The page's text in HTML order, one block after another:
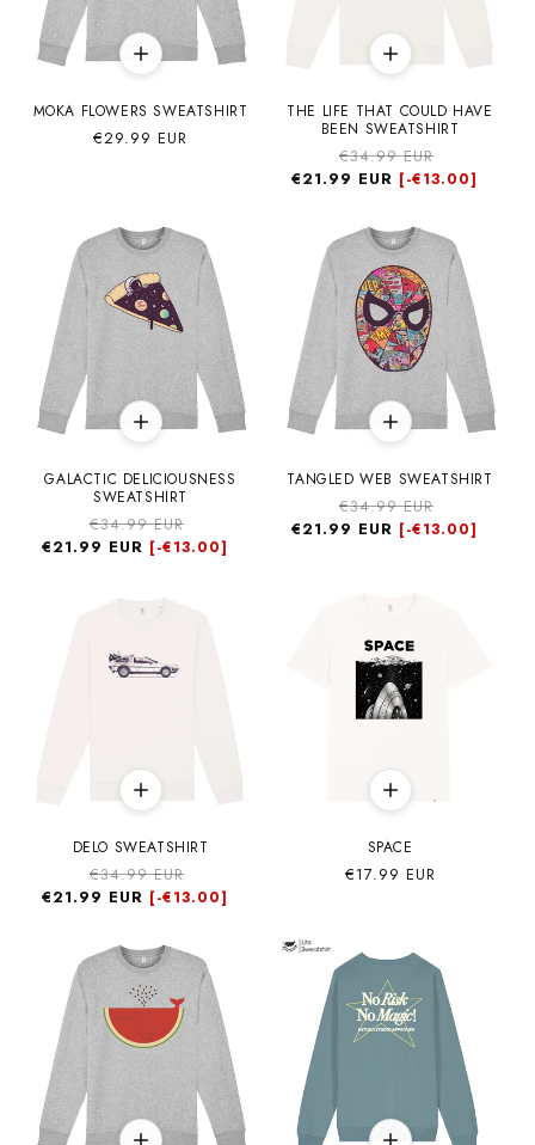
MOKA FLOWERS SWEATSHIRT
Precio
€29.99 EUR
THE LIFE THAT COULD HAVE
BEEN SWEATSHIRT
Precio
habitual
€34.99 EUR
de
€21.99 EUR [-€13.00]
GALACTIC DELICIOUSNESS
SWEATSHIRT
Precio
habitual
€34.99 EUR
de
€21.99 EUR [-€13.00]
TANGLED WEB SWEATSHIRT
Precio
habitual
€34.99 EUR
de
€21.99 EUR [-€13.00]
DELO SWEATSHIRT
Precio
habitual
€34.99 EUR
de
€21.99 EUR [-€13.00]
SPACE
Precio
€17.99 EUR